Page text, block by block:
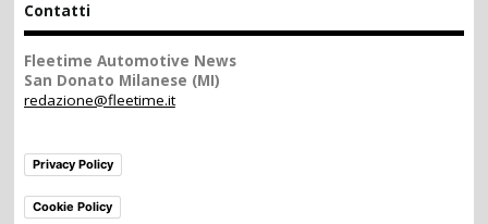
Contatti
Fleetime Automotive News
San Donato Milanese (MI)
redazione@fleetime.it
Privacy Policy
Cookie Policy